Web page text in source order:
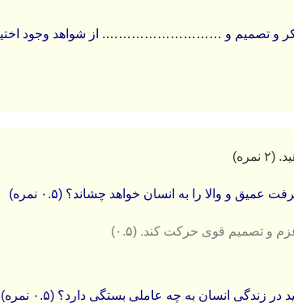
و تصمیم و ………………………. از شواهد وجود
و والا را به انسان خواهد چشاند؟ (۰.۵ نمره)
عزم و تصمیم قوی حركت كند.(۰.۵)
در زندگی انسان به چه عاملی بستگی دارد؟ (۰.۵ نمره)